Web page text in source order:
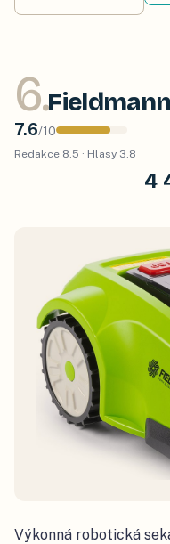
6.
7.6/10
Redakce 8.5 · Hlasy 3.8
4
Výkonná robotická